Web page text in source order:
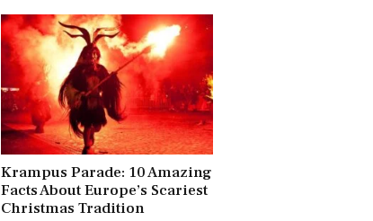
Krampus Parade: 10 Amazing
Facts About Europe’s Scariest
Christmas Tradition